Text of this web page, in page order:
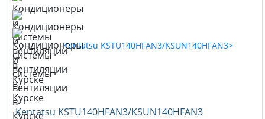
Kentatsu KSTU140HFAN3/KSUN140HFAN3